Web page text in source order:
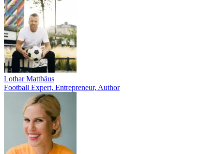
Lothar Matthäus
Football Expert, Entrepreneur, Author